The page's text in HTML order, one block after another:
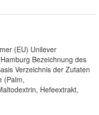
(EU) Unilever
Bezeichnung des
Verzeichnis der Zutaten
(Palm,
Hefeextrakt,